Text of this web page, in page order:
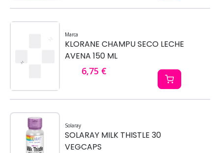
Marca
KLORANE CHAMPU SECO LECHE
AVENA 150 ML
6,75 €
Solaray
SOLARAY MILK THISTLE 30
VEGCAPS